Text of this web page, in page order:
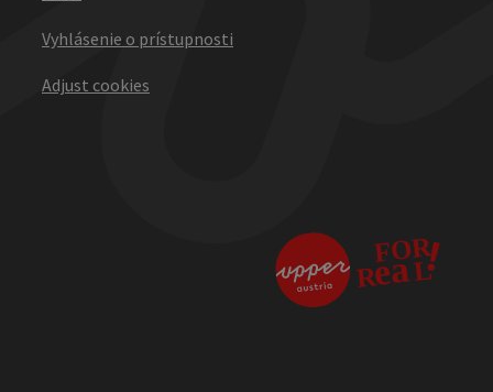
Vyhlásenie o prístupnosti
Adjust cookies